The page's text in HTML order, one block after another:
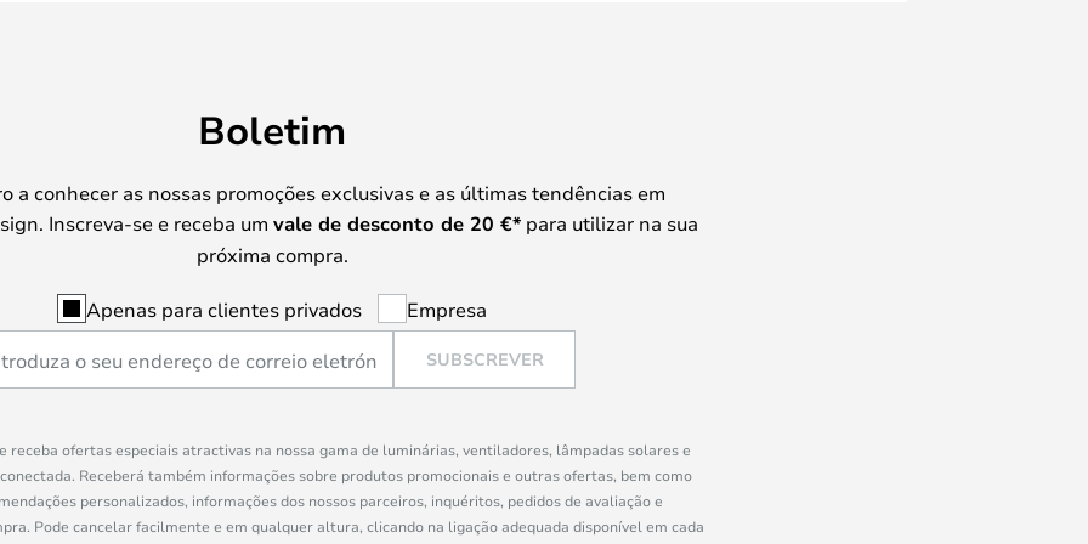
Boletim
a conhecer as nossas promoções exclusivas e as últimas tendências em
Inscreva-se e receba um vale de desconto de 20 €* para utilizar na sua
próxima compra.
Apenas para clientes privados Empresa
SUBSCREVER
receba ofertas especiais atractivas na nossa gama de luminárias, ventiladores, lâmpadas solares e
Receberá também informações sobre produtos promocionais e outras ofertas, bem como
personalizados, informações dos nossos parceiros, inquéritos, pedidos de avaliação e
Pode cancelar facilmente e em qualquer altura, clicando na ligação adequada disponível em cada